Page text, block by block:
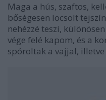
Maga a hús, szaftos,
bőségesen locsolt
nehézzé teszi,
vége felé kapom, és a
spóroltak a vajjal, illetve